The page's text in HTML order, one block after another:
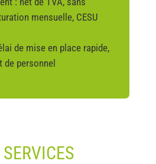
mensuelle, CESU
de mise en place rapide,
de personnel